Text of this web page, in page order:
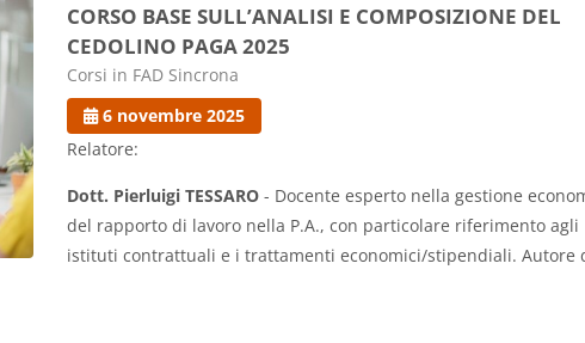
CORSO BASE SULL’ANALISI E COMPOSIZIONE DEL
CEDOLINO PAGA 2025
Categoria di corsi
Corsi in FAD Sincrona
6 novembre 2025
Relatore:
Dott. Pierluigi TESSARO - Docente esperto nella gestione
del rapporto di lavoro nella P.A., con particolare riferimento agli
istituti contrattuali e i trattamenti economici/stipendiali. Autore